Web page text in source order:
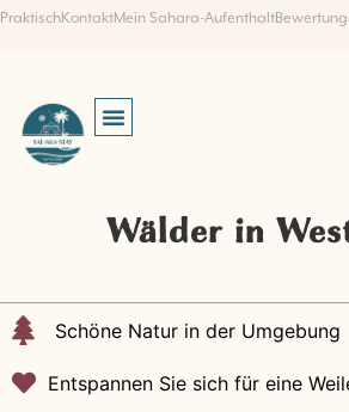
PraktischKontaktMein Sahara-Aufenthalt
Wälder in
Schöne Natur in der Umgebung
Entspannen Sie sich für eine